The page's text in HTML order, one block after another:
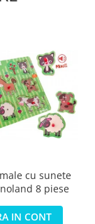
cu sunete
8 piese
IN CONT